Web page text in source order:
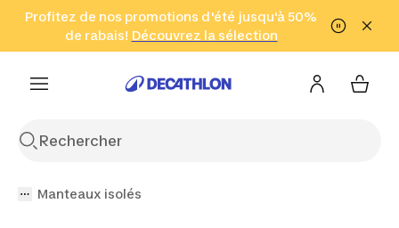
Aller à la recherche Aller au contenu Aller au pied de
Profitez de nos promotions d'été jusqu'à 50%
de rabais! Découvrez la sélection
Cliquez ici
en seulement 2 h!
(Zones sélectionnées)
Manteaux isolés